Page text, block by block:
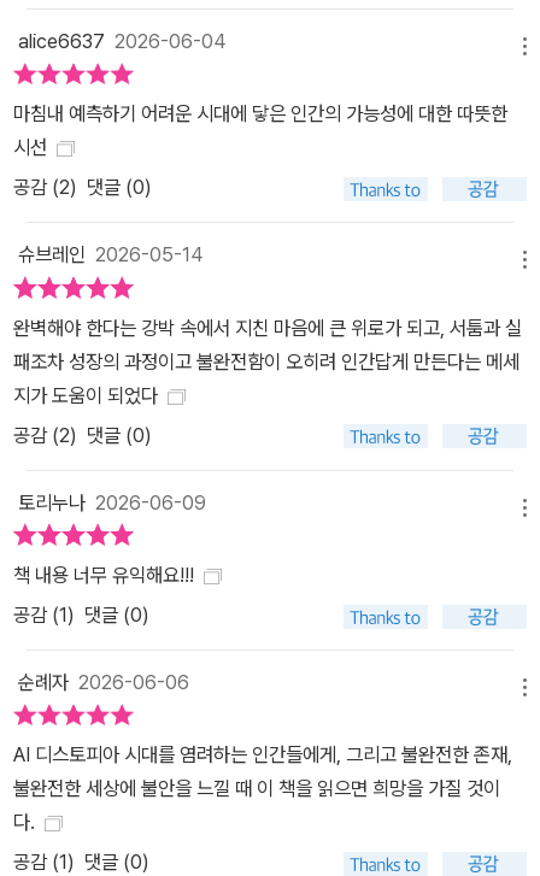
화의 역설’ 등 이 책에 담긴 ‘사회적 경고와 위험’은 여전히 시급하게
풀어가야 할 문제들이다. 팀 하포드는 말한다. “인공지능이 운전부터
채용 과정까지 모든 것을 관리하기 시작한 지금, 우리는 더욱더 즉흥
적인 인간만의 능력을 계속해서 갈고닦아야 합니다.” 효율, 최적화,
정돈 같은 통제 가능하고, 예측 가능한 질서 정연함이 미덕이 되는 시
대에, 팀 하포드는 ‘반문화적’인 행동의 ‘계산할 수 없는’ 가치를 전한
다. 알고리즘이 개입하지 않은 ‘실제’ 경험, 수많은 노벨상 수상자를
배출한 낡은 합판 건물 등 소란스럽고 혼란스럽고 복잡하고, 불완전
한 인간 고유의 본성을 말하는 이 책은, 우리의 삶을 더 풍요롭고 흥미
롭게 만드는 것이 무엇인지를 알려줄 것이다.
alice6637 2026-06-04
마침내 예측하기 어려운 시대에 닿은 인간의 가능성에 대한 따뜻한
시선
공감 (2) 댓글 (0)
슈브레인 2026-05-14
완벽해야 한다는 강박 속에서 지친 마음에 큰 위로가 되고, 서툼과 실
패조차 성장의 과정이고 불완전함이 오히려 인간답게 만든다는 메세
지가 도움이 되었다
공감 (2) 댓글 (0)
토리누나 2026-06-09
책 내용 너무 유익해요!!!
공감 (1) 댓글 (0)
순례자 2026-06-06
AI 디스토피아 시대를 염려하는 인간들에게, 그리고 불완전한 존재,
불완전한 세상에 불안을 느낄 때 이 책을 읽으면 희망을 가질 것이
다.
공감 (1) 댓글 (0)